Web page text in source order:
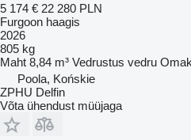
5 174 € 22 280 PLN
Furgoon haagis
2026
805 kg
Maht 8,84 m³ Vedrustus vedru
Poola, Końskie
ZPHU Delfin
Võta ühendust müüjaga